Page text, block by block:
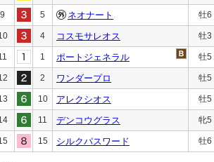
9 5 ネオナート 牡6
4 コスモサレオス 牡3
1 ポートジェネラル 牡5
2 ワンダープロ 牡5
10 アレクシオス 牡5
11 デンコウグラス 牝5
15 シルクパスワード 牡6